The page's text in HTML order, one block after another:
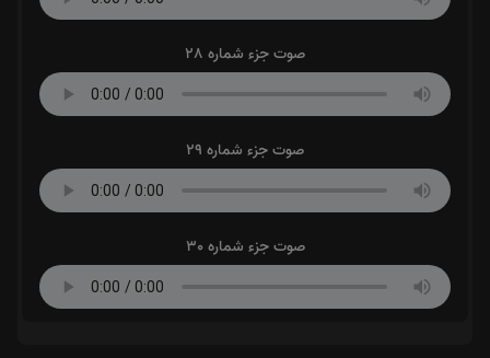
صوت جزء شماره 28
صوت جزء شماره 29
صوت جزء شماره 30